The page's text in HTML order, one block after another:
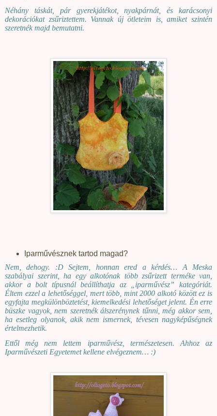
Néhány táskát, pár gyerekjátékot, nyakpárnát, és karácsonyi
dekorációkat zsűriztettem. Vannak új ötleteim is, amiket szintén
szeretnék majd bemutatni.
Iparművésznek tartod magad?
Nem, dehogy. :D Sejtem, honnan ered a kérdés… A Meska
szabályai szerint, ha egy alkotónak több zsűrizett terméke van,
akkor a bolt típusnál beállíthatja az „iparművész” kategóriát.
Éltem ezzel a lehetőséggel, mert több, mint 2000 alkotó között ez is
egyfajta megkülönböztetést, kiemelkedési lehetőséget jelent. Én erre
büszke vagyok, nem szeretnék álszerénynek tűnni, még akkor sem,
ha esetleg olyanok, akik nem ismernek, tévesen nagyképűségnek
értelmezhetik.
Ettől még nem lettem iparművész, természetesen. Ahhoz az
Iparművészeti Egyetemet kellene elvégeznem… :)